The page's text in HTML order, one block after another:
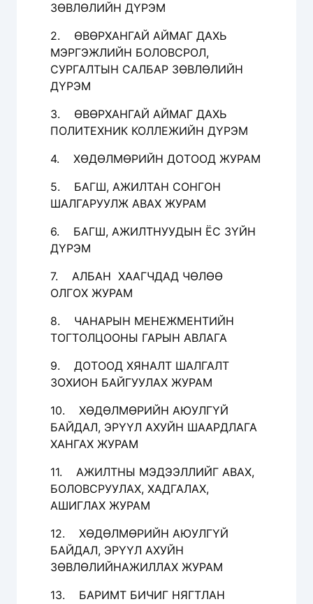
ЗӨВЛӨЛИЙН ДҮРЭМ
2. ӨВӨРХАНГАЙ АЙМАГ ДАХЬ
МЭРГЭЖЛИЙН БОЛОВСРОЛ,
СУРГАЛТЫН САЛБАР ЗӨВЛӨЛИЙН
ДҮРЭМ
3. ӨВӨРХАНГАЙ АЙМАГ ДАХЬ
ПОЛИТЕХНИК КОЛЛЕЖИЙН ДҮРЭМ
4. ХӨДӨЛМӨРИЙН ДОТООД ЖУРАМ
5. БАГШ, АЖИЛТАН СОНГОН
ШАЛГАРУУЛЖ АВАХ ЖУРАМ
6. БАГШ, АЖИЛТНУУДЫН ЁС ЗҮЙН
ДҮРЭМ
7. АЛБАН ХААГЧДАД ЧӨЛӨӨ
ОЛГОХ ЖУРАМ
8. ЧАНАРЫН МЕНЕЖМЕНТИЙН
ТОГТОЛЦООНЫ ГАРЫН АВЛАГА
9. ДОТООД ХЯНАЛТ ШАЛГАЛТ
ЗОХИОН БАЙГУУЛАХ ЖУРАМ
10. ХӨДӨЛМӨРИЙН АЮУЛГҮЙ
БАЙДАЛ, ЭРҮҮЛ АХУЙН ШААРДЛАГА
ХАНГАХ ЖУРАМ
11. АЖИЛТНЫ МЭДЭЭЛЛИЙГ АВАХ,
БОЛОВСРУУЛАХ, ХАДГАЛАХ,
АШИГЛАХ ЖУРАМ
12. ХӨДӨЛМӨРИЙН АЮУЛГҮЙ
БАЙДАЛ, ЭРҮҮЛ АХУЙН
ЗӨВЛӨЛИЙНАЖИЛЛАХ ЖУРАМ
13. БАРИМТ БИЧИГ НЯГТЛАН